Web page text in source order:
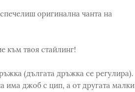
оригинална чанта на
към твоя стайлинг!
(дългата дръжка се регулира).
има джоб с цип, а от другата малки